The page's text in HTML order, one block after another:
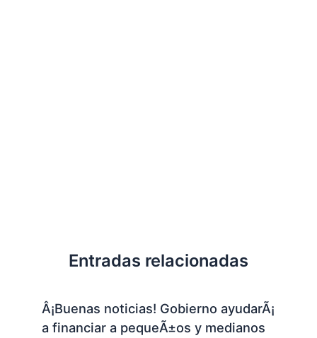
Entradas relacionadas
Â¡Buenas noticias! Gobierno ayudarÃ¡
a financiar a pequeÃ±os y medianos